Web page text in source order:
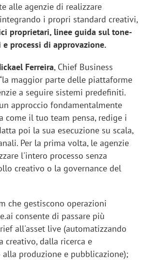
alle agenzie di realizzare
i propri standard creativi,
proprietari, linee guida sul tone-
processi di approvazione.
Ferreira, Chief Business
maggior parte delle piattaforme
a seguire sistemi predefiniti.
approccio fondamentalmente
come il tuo team pensa, redige i
poi la sua esecuzione su scala,
Per la prima volta, le agenzie
l'intero processo senza
creativo o la governance del
che gestiscono operazioni
consente di passare più
all'asset live (automatizzando
dalla ricerca e
produzione e pubblicazione);